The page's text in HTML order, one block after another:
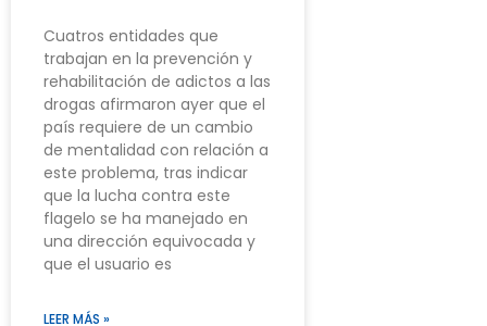
Cuatros entidades que
trabajan en la prevención y
rehabilitación de adictos a las
drogas afirmaron ayer que el
país requiere de un cambio
de mentalidad con relación a
este problema, tras indicar
que la lucha contra este
flagelo se ha manejado en
una dirección equivocada y
que el usuario es
LEER MÁS »